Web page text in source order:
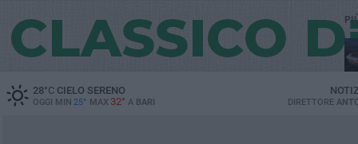
28°CCIELO SERENO
OGGI MIN 25° MAX 32° A BARI DIRETTORE